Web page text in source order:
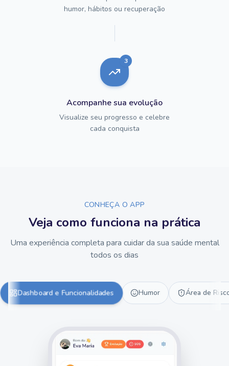
humor, hábitos ou recuperação
3
Acompanhe sua evolução
Visualize seu progresso e celebre
cada conquista
CONHEÇA O APP
Veja como funciona na prática
Uma experiência completa para cuidar da sua saúde mental
todos os dias
Dashboard e Funcionalidades Humor Área de